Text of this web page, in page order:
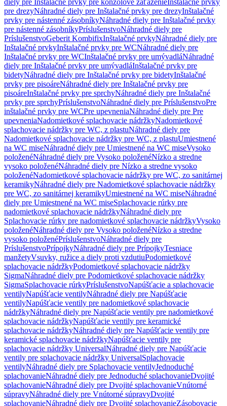
diely pre Inštalačné prvky pre konzolové zaťaženieInštalačné prvky
pre drezyNáhradné diely pre Inštalačné prvky pre drezyInštalačné
prvky pre nástenné zásobníkyNáhradné diely pre Inštalačné prvky
pre nástenné zásobníkyPríslušenstvoNáhradné diely pre
PríslušenstvoGeberit KombifixInštalačné prvkyNáhradné diely pre
Inštalačné prvkyInštalačné prvky pre WCNáhradné diely pre
Inštalačné prvky pre WCInštalačné prvky pre umývadláNáhradné
diely pre Inštalačné prvky pre umývadláInštalačné prvky pre
bidetyNáhradné diely pre Inštalačné prvky pre bidetyInštalačné
prvky pre pisoáreNáhradné diely pre Inštalačné prvky pre
pisoáreInštalačné prvky pre sprchyNáhradné diely pre Inštalačné
prvky pre sprchyPríslušenstvoNáhradné diely pre PríslušenstvoPre
inštalačné prvky pre WCPre upevneniaNáhradné diely pre Pre
upevneniaNadomietkové splachovacie nádržkyNadomietkové
splachovacie nádržky pre WC, z plastuNáhradné diely pre
Nadomietkové splachovacie nádržky pre WC, z plastuUmiestnené
na WC miseNáhradné diely pre Umiestnené na WC miseVysoko
položenéNáhradné diely pre Vysoko položenéNízko a stredne
vysoko položenéNáhradné diely pre Nízko a stredne vysoko
položenéNadomietkové splachovacie nádržky pre WC, zo sanitárnej
keramikyNáhradné diely pre Nadomietkové splachovacie nádržky
pre WC, zo sanitárnej keramikyUmiestnené na WC miseNáhradné
diely pre Umiestnené na WC miseSplachovacie rúrky pre
nadomietkové splachovacie nádržkyNáhradné diely pre
Splachovacie rúrky pre nadomietkové splachovacie nádržkyVysoko
položenéNáhradné diely pre Vysoko položenéNízko a stredne
vysoko položenéPríslušenstvoNáhradné diely pre
PríslušenstvoPrípojkyNáhradné diely pre PrípojkyTesniace
manžetyVsuvky, ružice a diely proti vzdutiuPodomietkové
splachovacie nádržkyPodomietkové splachovacie nádržky
SigmaNáhradné diely pre Podomietkové splachovacie nádržky
SigmaSplachovacie rúrkyPríslušenstvoNapúšťacie a splachovacie
ventilyNapúšťacie ventilyNáhradné diely pre Napúšťacie
ventilyNapúšťacie ventily pre nadomietkové splachovacie
nádržkyNáhradné diely pre Napúšťacie ventily pre nadomietkové
splachovacie nádržkyNapúšťacie ventily pre keramické
splachovacie nádržkyNáhradné diely pre Napúšťacie ventily pre
keramické splachovacie nádržkyNapúšťacie ventily pre
splachovacie nádržky UniversalNáhradné diely pre Napúšťacie
ventily pre splachovacie nádržky UniversalSplachovacie
ventilyNáhradné diely pre Splachovacie ventilyJednoduché
splachovanieNáhradné diely pre Jednoduché splachovanieDvojité
splachovanieNáhradné diely pre Dvojité splachovanieVnútorné
súpravyNáhradné diely pre Vnútorné súpravyDvojité
splachovanieNáhradné diely pre Dvojité splachovanieZásobovacie